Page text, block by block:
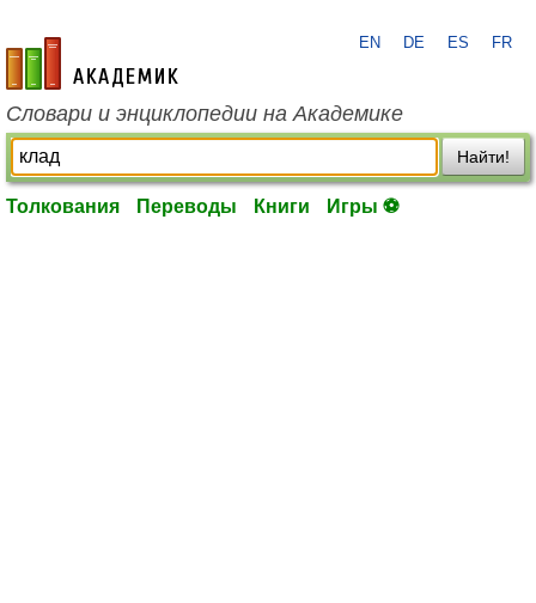
academic.ru
EN DE ES FR
Словари и энциклопедии на Академике
Найти!
Толкования Переводы Книги Игры ⚽